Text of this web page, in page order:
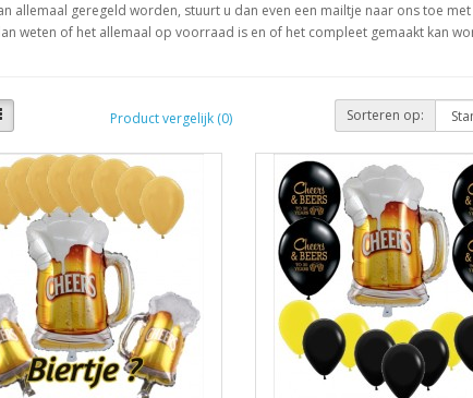
allemaal geregeld worden, stuurt u dan even een mailtje naar ons toe met
weten of het allemaal op voorraad is en of het compleet gemaakt kan
Product vergelijk (0) Sorteren op: